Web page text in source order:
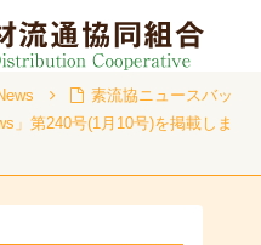
素流協ニュースバッ
」第240号(1月10号)を掲載しま